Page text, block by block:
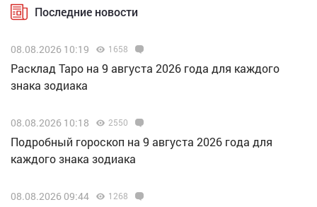
Последние новости
08.08.2026 10:19 1658
Расклад Таро на 9 августа 2026 года для каждого
знака зодиака
08.08.2026 10:18 2550
Подробный гороскоп на 9 августа 2026 года для
каждого знака зодиака
08.08.2026 09:44 1268